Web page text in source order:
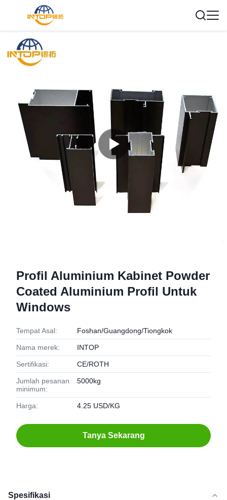
Profil Aluminium Kabinet Powder
Coated Aluminium Profil Untuk
Windows
Tempat Asal: Foshan/Guangdong/Tiongkok
Nama merek: INTOP
Sertifikasi: CE/ROTH
Jumlah pesanan
minimum:
5000kg
Harga: 4.25 USD/KG
Tanya Sekarang
Spesifikasi